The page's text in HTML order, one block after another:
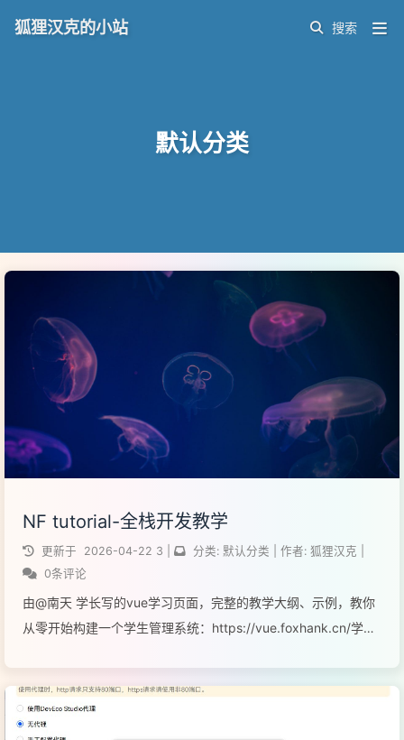
默认分类
狐狸汉克的小站
NF tutorial-全栈开发教学
更新于 2026-04-22 3 分类: 默认分类 作者: 狐狸汉克
0条评论
由@南天 学长写的vue学习页面，完整的教学大纲、示例，教你
从零开始构建一个学生管理系统：https://vue.foxhank.cn/学习
阅读全文...